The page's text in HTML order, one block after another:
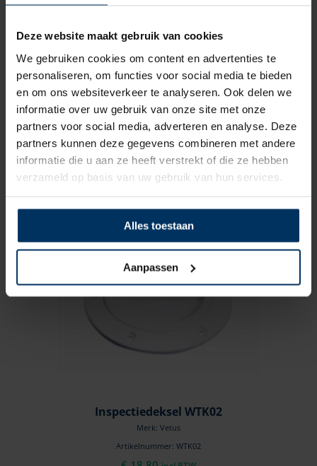
Deze website maakt gebruik van cookies
We gebruiken cookies om content en advertenties te
personaliseren, om functies voor social media te bieden
en om ons websiteverkeer te analyseren. Ook delen we
informatie over uw gebruik van onze site met onze
partners voor social media, adverteren en analyse. Deze
partners kunnen deze gegevens combineren met andere
informatie die u aan ze heeft verstrekt of die ze hebben
verzameld op basis van uw gebruik van hun services.
Alles toestaan
Aanpassen
Haakse slangaansluiting, 38 mm
Merk: Vetus
Artikelnummer: RT38B
incl BTW
Inspectiedeksel WTK02
Merk: Vetus
Artikelnummer: WTK02